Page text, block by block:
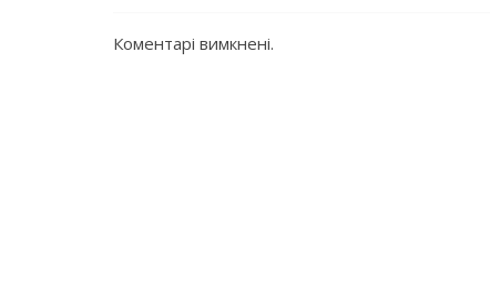
Коментарі вимкнені.